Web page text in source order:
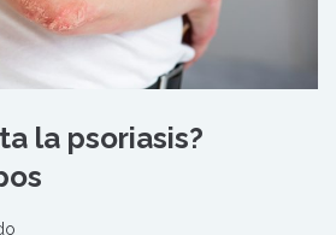
la psoriasis?